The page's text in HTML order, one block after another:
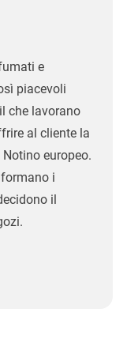
e
piacevoli
che lavorano
al cliente la
europeo.
i
il